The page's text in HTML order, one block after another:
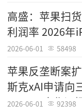
高盛：苹果扫
利润率 2026年
2.4EB LPDDR5
2026-06-01 58498
苹果反垄断案
斯克xAI申请向
OpenAI合作证
2026-06-01 92398